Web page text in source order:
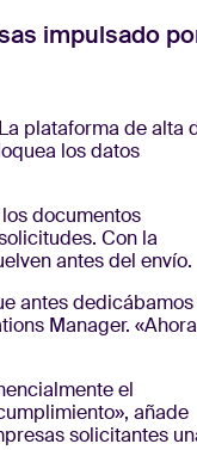
impulsado
plataforma de alta
los datos
documentos
Con la
antes del envío.
antes dedicábamos
Manager. «Ahora
el
añade
solicitantes